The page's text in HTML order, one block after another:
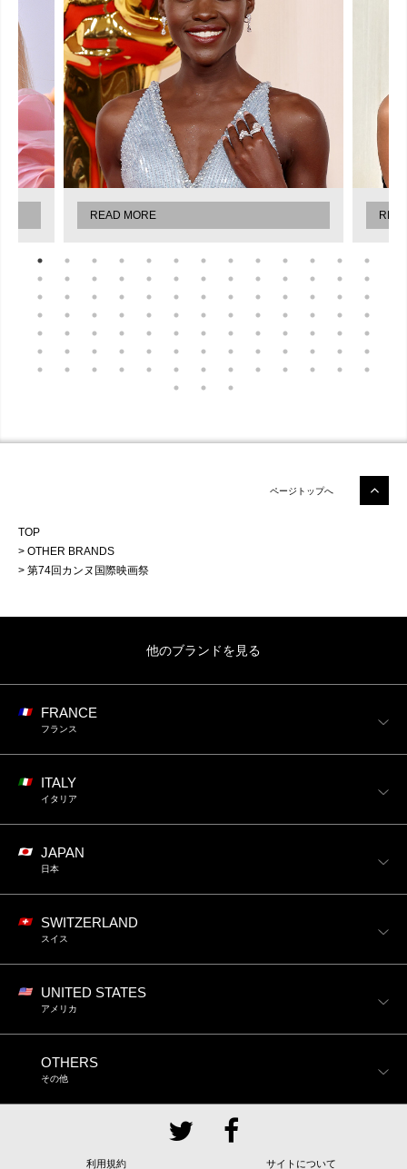
READ MORE
ページトップへ
TOP
OTHER BRANDS
第74回カンヌ国際映画祭
他のブランドを見る
FRANCE
フランス
ITALY
イタリア
JAPAN
日本
SWITZERLAND
スイス
UNITED STATES
アメリカ
OTHERS
その他
利用規約 サイトについて